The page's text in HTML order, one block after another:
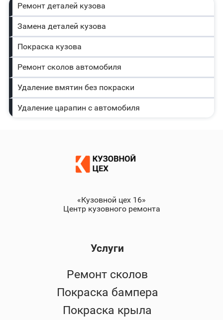
Ремонт деталей кузова
Замена деталей кузова
Покраска кузова
Ремонт сколов автомобиля
Удаление вмятин без покраски
Удаление царапин с автомобиля
«Кузовной цех 16»
Центр кузовного ремонта
Услуги
Ремонт сколов
Покраска бампера
Покраска крыла